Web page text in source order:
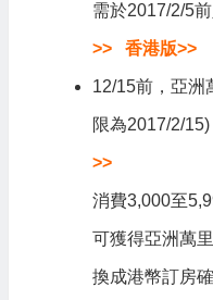
需於2017/2/5
>> 香港版>>
12/15前，亞
限為2017/2/15)
>>
消費3,000至
可獲得亞洲萬
換成港幣訂房